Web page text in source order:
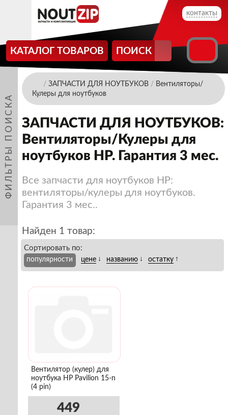
контакты
КАТАЛОГ ТОВАРОВ ПОИСК
ФИЛЬТРЫ ПОИСКА
/ ЗАПЧАСТИ ДЛЯ НОУТБУКОВ / Вентиляторы/
Кулеры для ноутбуков
ЗАПЧАСТИ ДЛЯ НОУТБУКОВ:
Вентиляторы/Кулеры для
ноутбуков HP. Гарантия 3 мес.
Все запчасти для ноутбуков HP:
вентиляторы/кулеры для ноутбуков.
Гарантия 3 мес..
Найден 1 товар:
Сортировать по:
популярности цене ↓ названию ↓ остатку ↑
Вентилятор (кулер) для
ноутбука HP Pavilion 15-n
(4 pin)
449